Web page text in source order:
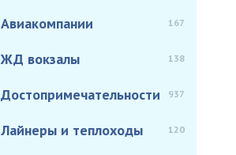
Авиакомпании 167
ЖД вокзалы 138
Достопримечательности 937
Лайнеры и теплоходы 120